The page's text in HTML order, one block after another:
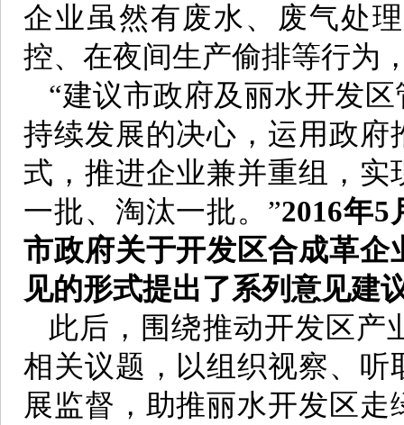
企业虽然有废水、废气处
控、在夜间生产偷排等行为
“建议市政府及丽水开发
持续发展的决心，运用政
式，推进企业兼并重组，
一批、淘汰一批。”2016年
市政府关于开发区合成革
见的形式提出了系列意见建
此后，围绕推动开发区产
相关议题，以组织视察、
展监督，助推丽水开发区